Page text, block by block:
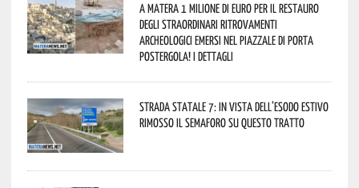
A Matera 1 milione di euro per il restauro
degli straordinari ritrovamenti
archeologici emersi nel piazzale di Porta
Postergola! I dettagli
Strada statale 7: in vista dell’esodo estivo
rimosso il semaforo su questo tratto